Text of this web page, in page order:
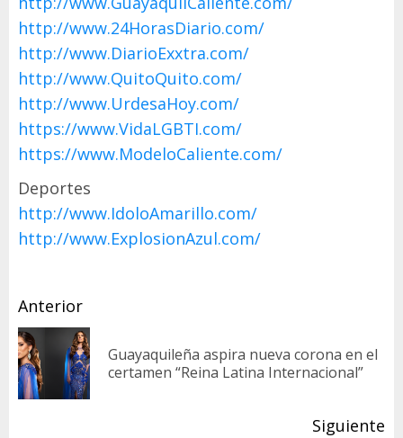
http://www.24HorasDiario.com/
http://www.DiarioExxtra.com/
http://www.QuitoQuito.com/
http://www.UrdesaHoy.com/
https://www.VidaLGBTI.com/
https://www.ModeloCaliente.com/
Deportes
http://www.IdoloAmarillo.com/
http://www.ExplosionAzul.com/
Sigue
leyendo
Anterior
Guayaquileña aspira nueva corona en el
certamen “Reina Latina Internacional”
Siguiente